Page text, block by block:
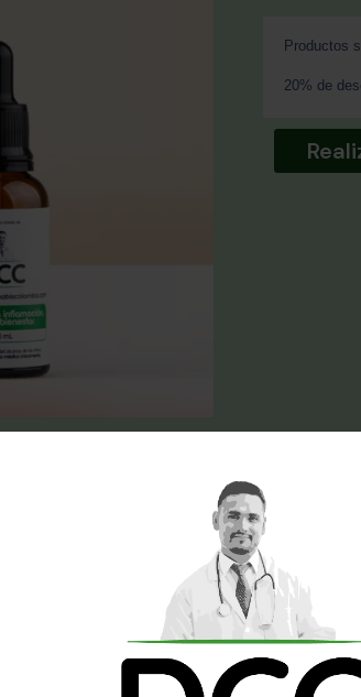
Productos
20% de
Sale!